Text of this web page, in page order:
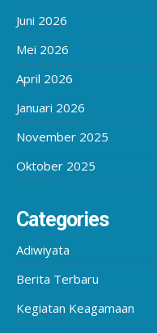
Juni 2026
Mei 2026
April 2026
Januari 2026
November 2025
Oktober 2025
Categories
Adiwiyata
Berita Terbaru
Kegiatan Keagamaan